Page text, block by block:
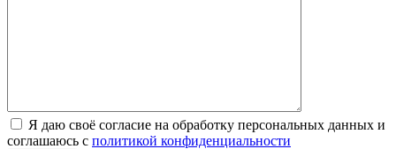
Я даю своё согласие на обработку персональных данных и
соглашаюсь с политикой конфиденциальности